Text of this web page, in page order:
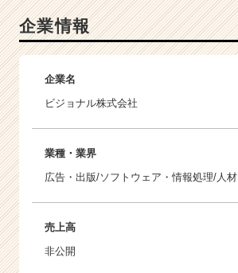
企業情報
企業名
ビジョナル株式会社
業種・業界
広告・出版/ソフトウェア・情報処理/人材
売上高
非公開